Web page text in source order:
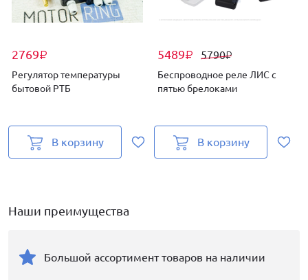
2769₽
Регулятор температуры
бытовой РТБ
В корзину
5489₽ 5790₽
Беспроводное реле ЛИС с
пятью брелоками
В корзину
Наши преимущества
Большой ассортимент товаров на наличии